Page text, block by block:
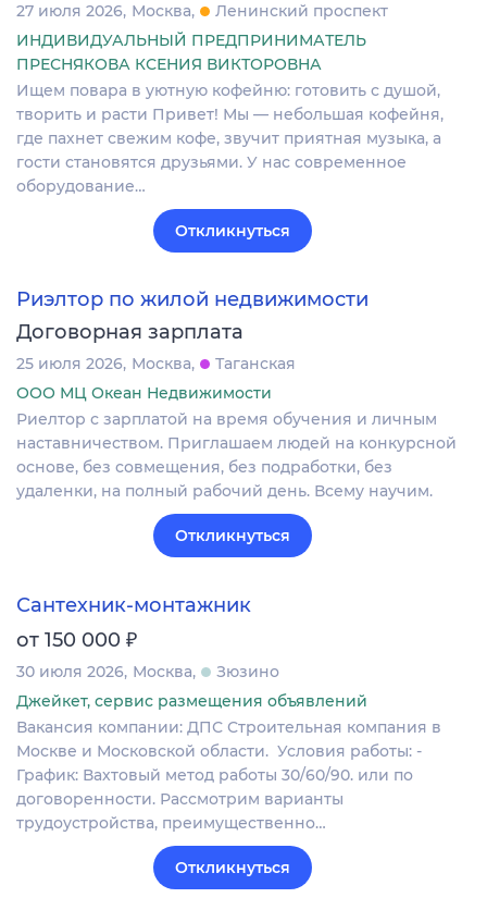
27 июля 2026 Москва
Ленинский проспект
ИНДИВИДУАЛЬНЫЙ ПРЕДПРИНИМАТЕЛЬ
ПРЕСНЯКОВА КСЕНИЯ ВИКТОРОВНА
Ищем повара в уютную кофейню: готовить с душой,
творить и расти Привет! Мы — небольшая кофейня,
где пахнет свежим кофе, звучит приятная музыка, а
гости становятся друзьями. У нас современное
оборудование…
Откликнуться
Риэлтор по жилой недвижимости
Договорная зарплата
25 июля 2026 Москва
Таганская
ООО МЦ Океан Недвижимости
Риелтор с зарплатой на время обучения и личным
наставничеством. Приглашаем людей на конкурсной
основе, без совмещения, без подработки, без
удаленки, на полный рабочий день. Всему научим.
Откликнуться
Сантехник-монтажник
от 150 000 ₽
30 июля 2026 Москва
Зюзино
Джейкет, сервис размещения объявлений
Вакансия компании: ДПС Строительная компания в
Москве и Московской области. Условия работы: -
График: Вахтовый метод работы 30/60/90. или по
договоренности. Рассмотрим варианты
трудоустройства, преимущественно…
Откликнуться